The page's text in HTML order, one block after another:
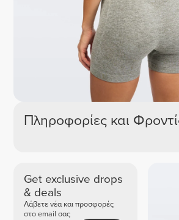
Πληροφορίες και
Get exclusive drops
& deals
Λάβετε νέα και προσφορές
στο email σας